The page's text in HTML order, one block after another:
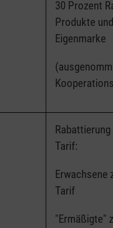
30 Prozent
Produkte
Eigenmarke
Tarif:
Erwachsene
Tarif
"Ermäßigte"